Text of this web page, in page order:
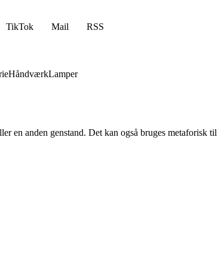
TikTok Mail RSS
HåndværkLamper
en anden genstand. Det kan også bruges metaforisk